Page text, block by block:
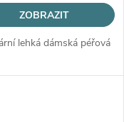
ZOBRAZIT
lehká dámská péřová